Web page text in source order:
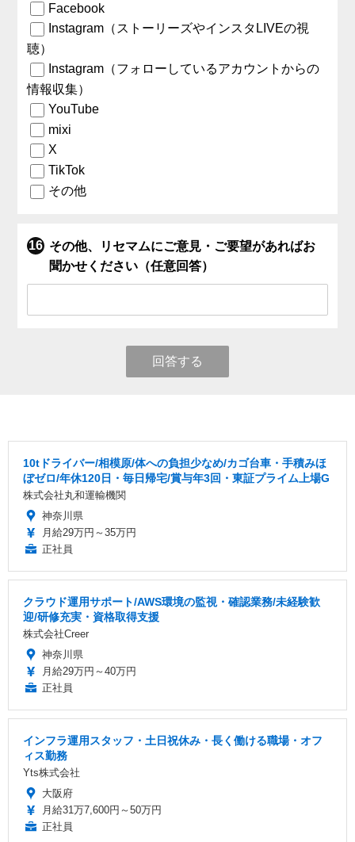
Facebook
Instagram（ストーリーズやインスタLIVEの視
聴）
Instagram（フォローしているアカウントからの
情報収集）
YouTube
mixi
X
TikTok
その他
その他、リセマムにご意見・ご要望があればお
聞かせください（任意回答）
回答する
10tドライバー/相模原/体への負担少なめ/カゴ台車・手積みほ
ぼゼロ/年休120日・毎日帰宅/賞与年3回・東証プライム上場G
株式会社丸和運輸機関
神奈川県
月給29万円～35万円
正社員
クラウド運用サポート/AWS環境の監視・確認業務/未経験歓
迎/研修充実・資格取得支援
株式会社Creer
神奈川県
月給29万円～40万円
正社員
インフラ運用スタッフ・土日祝休み・長く働ける職場・オフ
ィス勤務
Yts株式会社
大阪府
月給31万7,600円～50万円
正社員